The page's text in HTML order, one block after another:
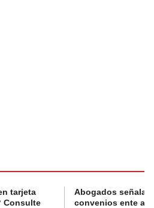
tarjeta
Consulte
Abogados
convenios ente